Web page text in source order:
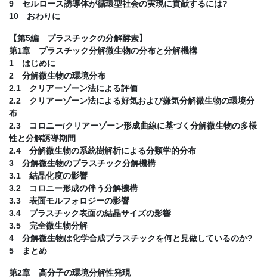
9 セルロース誘導体が循環型社会の実現に貢献するには?
10 おわりに
【第5編 プラスチックの分解酵素】
第1章 プラスチック分解微生物の分布と分解機構
1 はじめに
2 分解微生物の環境分布
2.1 クリアーゾーン法による評価
2.2 クリアーゾーン法による好気および嫌気分解微生物の環境分
布
2.3 コロニー/クリアーゾーン形成曲線に基づく分解微生物の多様
性と分解誘導期間
2.4 分解微生物の系統樹解析による分類学的分布
3 分解微生物のプラスチック分解機構
3.1 結晶化度の影響
3.2 コロニー形成の伴う分解機構
3.3 表面モルフォロジーの影響
3.4 プラスチック表面の結晶サイズの影響
3.5 完全微生物分解
4 分解微生物は化学合成プラスチックを何と見做しているのか?
5 まとめ
第2章 高分子の環境分解性発現